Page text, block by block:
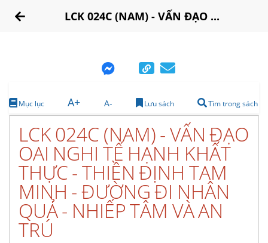
LCK 024C (NAM) - VẤN ĐẠO ...
Mục lục A+ A- Lưu sách Tìm trong sách
LCK 024C (NAM) - VẤN ĐẠO
OAI NGHI TẾ HẠNH KHẤT
THỰC - THIỀN ĐỊNH TAM
MINH - ĐƯỜNG ĐI NHÂN
QUẢ - NHIẾP TÂM VÀ AN
TRÚ